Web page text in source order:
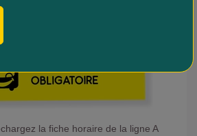
la fiche horaire de la ligne A